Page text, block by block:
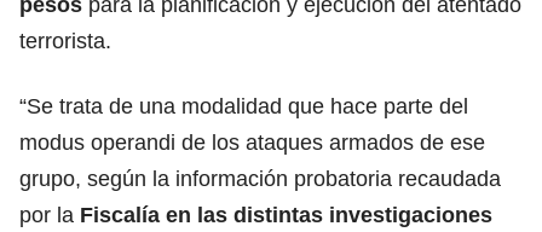
terrorista.
“Se trata de una modalidad que hace parte del
modus operandi de los ataques armados de ese
grupo, según la información probatoria recaudada
por la Fiscalía en las distintas investigaciones